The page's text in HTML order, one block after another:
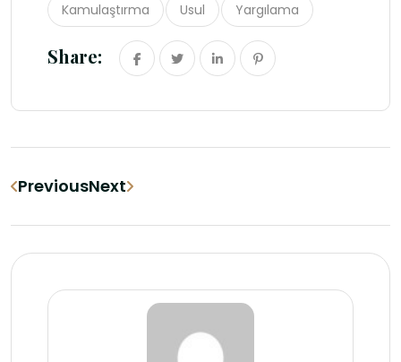
Kamulaştırma Usul Yargılama
Share:
PreviousNext